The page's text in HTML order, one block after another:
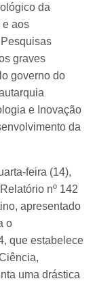
da
e aos
graves
governo do
e Inovação
da
feira (14),
nº 142
apresentado
o
que estabelece
uma drástica